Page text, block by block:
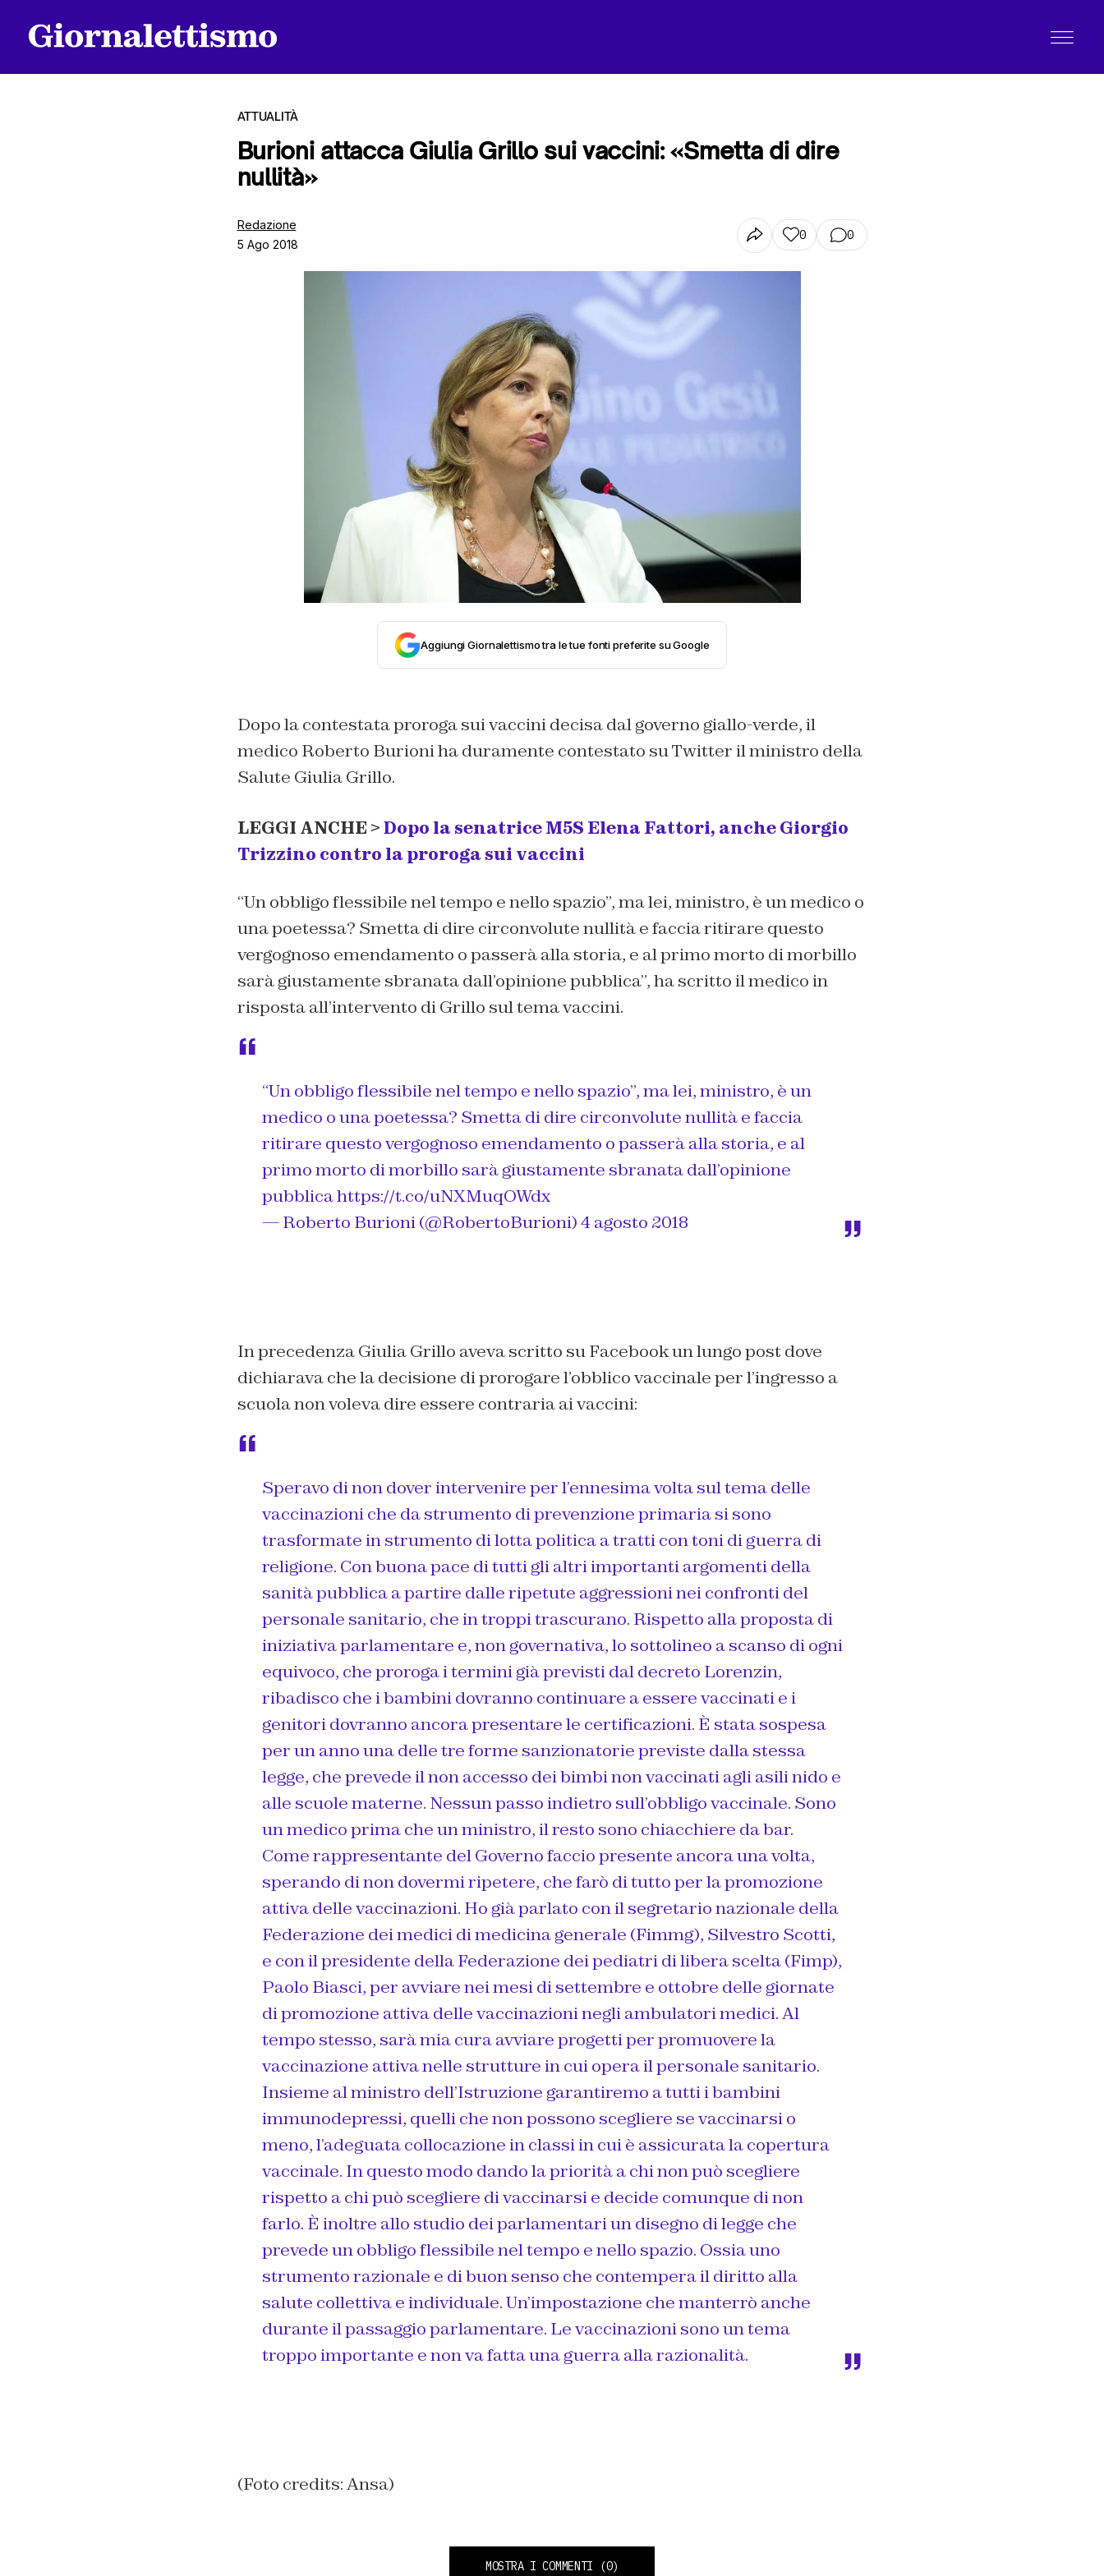
ATTUALITÀ
Burioni attacca Giulia Grillo sui vaccini: «Smetta di dire
nullità»
Redazione
5 Ago 2018
0 0
Aggiungi Giornalettismo tra le tue fonti preferite su Google
Dopo la contestata proroga sui vaccini decisa dal governo giallo-verde, il
medico Roberto Burioni ha duramente contestato su Twitter il ministro della
Salute Giulia Grillo.
LEGGI ANCHE >Dopo la senatrice M5S Elena Fattori, anche Giorgio
Trizzino contro la proroga sui vaccini
“Un obbligo flessibile nel tempo e nello spazio”, ma lei, ministro, è un medico o
una poetessa? Smetta di dire circonvolute nullità e faccia ritirare questo
vergognoso emendamento o passerà alla storia, e al primo morto di morbillo
sarà giustamente sbranata dall’opinione pubblica”,ha scritto il medico in
risposta all’intervento di Grillo sul tema vaccini.
“Un obbligo flessibile nel tempo e nello spazio”, ma lei, ministro, è un
medico o una poetessa? Smetta di dire circonvolute nullità e faccia
ritirare questo vergognoso emendamento o passerà alla storia, e al
primo morto di morbillo sarà giustamente sbranata dall’opinione
pubblicahttps://t.co/uNXMuqOWdx
— Roberto Burioni (@RobertoBurioni)4 agosto 2018
In precedenza Giulia Grillo aveva scritto su Facebook un lungo post dove
dichiarava che la decisione di prorogare l’obblico vaccinale per l’ingresso a
scuola non voleva dire essere contraria ai vaccini:
Speravo di non dover intervenire per l’ennesima volta sul tema delle
vaccinazioni che da strumento di prevenzione primaria si sono
trasformate in strumento di lotta politica a tratti con toni di guerra di
religione. Con buona pace di tutti gli altri importanti argomenti della
sanità pubblica a partire dalle ripetute aggressioni nei confronti del
personale sanitario, che in troppi trascurano. Rispetto alla proposta di
iniziativa parlamentare e, non governativa, lo sottolineo a scanso di ogni
equivoco, che proroga i termini già previsti dal decreto Lorenzin,
ribadisco che i bambini dovranno continuare a essere vaccinati e i
genitori dovranno ancora presentare le certificazioni. È stata sospesa
per un anno una delle tre forme sanzionatorie previste dalla stessa
legge, che prevede il non accesso dei bimbi non vaccinati agli asili nido e
alle scuole materne. Nessun passo indietro sull’obbligo vaccinale. Sono
un medico prima che un ministro, il resto sono chiacchiere da bar.
Come rappresentante del Governo faccio presente ancora una volta,
sperando di non dovermi ripetere, che farò di tutto per la promozione
attiva delle vaccinazioni. Ho già parlato con il segretario nazionale della
Federazione dei medici di medicina generale (Fimmg), Silvestro Scotti,
e con il presidente della Federazione dei pediatri di libera scelta (Fimp),
Paolo Biasci, per avviare nei mesi di settembre e ottobre delle giornate
di promozione attiva delle vaccinazioni negli ambulatori medici. Al
tempo stesso, sarà mia cura avviare progetti per promuovere la
vaccinazione attiva nelle strutture in cui opera il personale sanitario.
Insieme al ministro dell’Istruzione garantiremo a tutti i bambini
immunodepressi, quelli che non possono scegliere se vaccinarsi o
meno, l’adeguata collocazione in classi in cui è assicurata la copertura
vaccinale. In questo modo dando la priorità a chi non può scegliere
rispetto a chi può scegliere di vaccinarsi e decide comunque di non
farlo. È inoltre allo studio dei parlamentari un disegno di legge che
prevede un obbligo flessibile nel tempo e nello spazio. Ossia uno
strumento razionale e di buon senso che contempera il diritto alla
salute collettiva e individuale. Un’impostazione che manterrò anche
durante il passaggio parlamentare. Le vaccinazioni sono un tema
troppo importante e non va fatta una guerra alla razionalità.
(Foto credits: Ansa)
MOSTRA I COMMENTI (0)